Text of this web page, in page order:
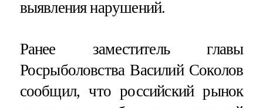
выявления нарушений.
Ранее заместитель главы
Росрыболовства Василий Соколов
сообщил, что российский рынок